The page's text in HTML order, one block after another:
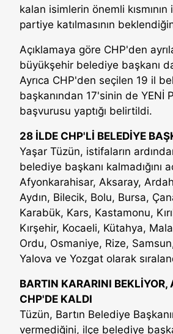
kalan isimlerin önemli
partiye katılmasının
Açıklamaya göre CHP'den
büyükşehir belediye başkanı
Ayrıca CHP'den seçilen 19 il
başkanından 17'sinin de YENİ
başvurusu yaptığı belirtildi.
28 İLDE CHP'Lİ BELEDİYE
Yaşar Tüzün, istifaların
belediye başkanı kalmadığını
Afyonkarahisar, Aksaray,
Aydın, Bilecik, Bolu, Bursa,
Karabük, Kars, Kastamonu,
Kırşehir, Kocaeli, Kütahya,
Ordu, Osmaniye, Rize,
Yalova ve Yozgat olarak
BARTIN KARARINI
CHP'DE KALDI
Tüzün, Bartın Belediye
vermediğini, ilçe belediye